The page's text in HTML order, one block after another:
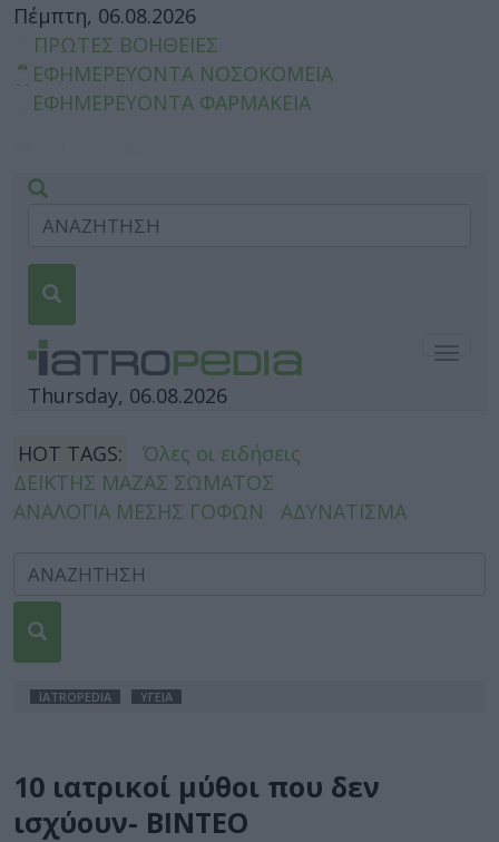
Πέμπτη, 06.08.2026
ΠΡΩΤΕΣ ΒΟΗΘΕΙΕΣ
ΕΦΗΜΕΡΕΥΟΝΤΑ ΝΟΣΟΚΟΜΕΙΑ
ΕΦΗΜΕΡΕΥΟΝΤΑ ΦΑΡΜΑΚΕΙΑ
Thursday, 06.08.2026
HOT TAGS:
Όλες οι ειδήσεις
ΔΕΙΚΤΗΣ ΜΑΖΑΣ ΣΩΜΑΤΟΣ
ΑΝΑΛΟΓΙΑ ΜΕΣΗΣ ΓΟΦΩΝ
ΑΔΥΝΑΤΙΣΜΑ
IATROPEDIA ΥΓΕΙΑ
10 ιατρικοί μύθοι που δεν
ισχύουν- ΒΙΝΤΕΟ